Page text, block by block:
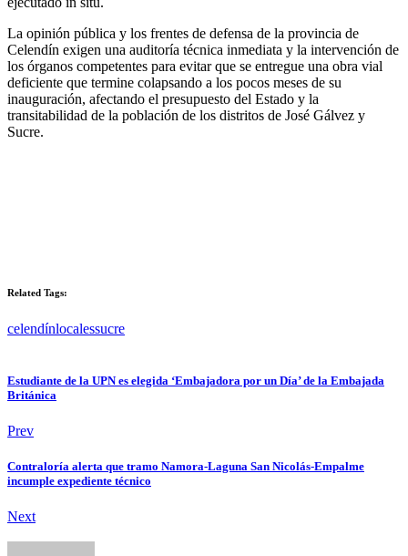
La opinión pública y los frentes de defensa de la provincia de
Celendín exigen una auditoría técnica inmediata y la intervención de
los órganos competentes para evitar que se entregue una obra vial
deficiente que termine colapsando a los pocos meses de su
inauguración, afectando el presupuesto del Estado y la
transitabilidad de la población de los distritos de José Gálvez y
Sucre.
Related Tags:
celendínlocalessucre
Estudiante de la UPN es elegida ‘Embajadora por un Día’ de la Embajada
Británica
Prev
Contraloría alerta que tramo Namora-Laguna San Nicolás-Empalme
incumple expediente técnico
Next